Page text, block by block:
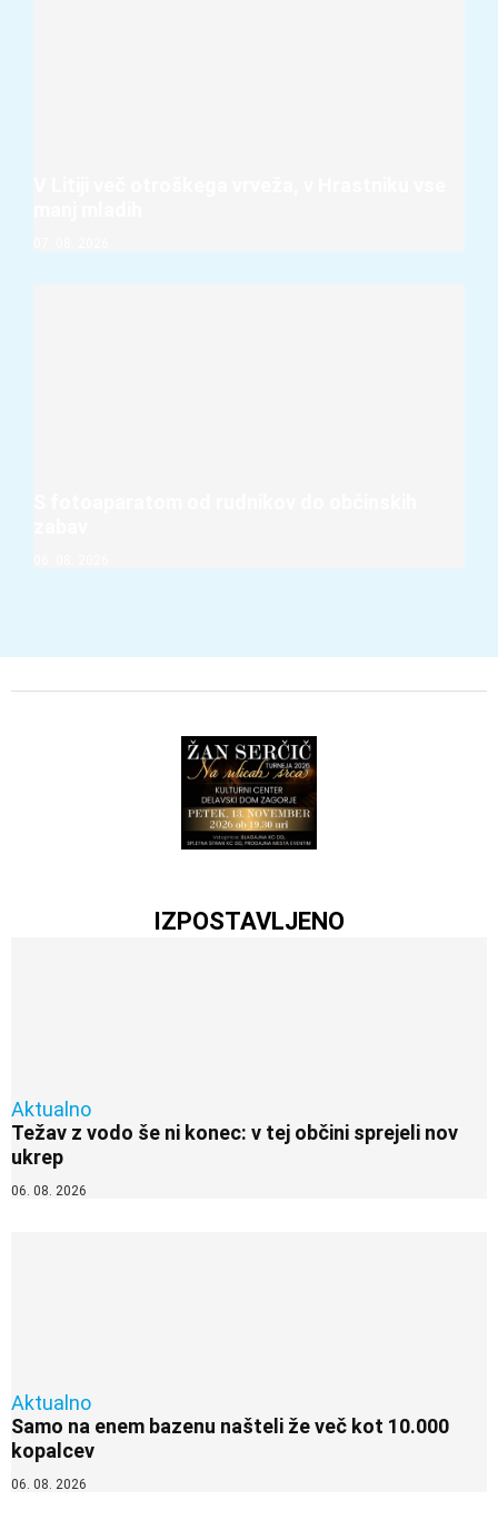
IZPOSTAVLJENO
Aktualno
Težav z vodo še ni konec: v tej občini sprejeli nov
ukrep
06. 08. 2026
Aktualno
Samo na enem bazenu našteli že več kot 10.000
kopalcev
06. 08. 2026